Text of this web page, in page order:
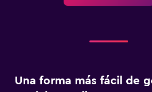
Una forma más fácil de